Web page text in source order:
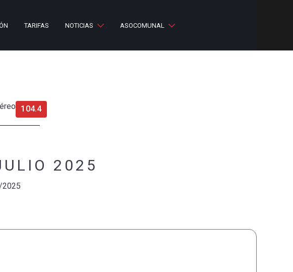
TARIFAS NOTICIAS ASOCOMUNAL
104.4
2025